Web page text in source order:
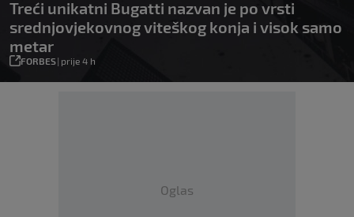
Treći unikatni Bugatti nazvan je po vrsti
srednjovjekovnog viteškog konja i visok samo
metar
FORBES| prije 4 h
Oglas